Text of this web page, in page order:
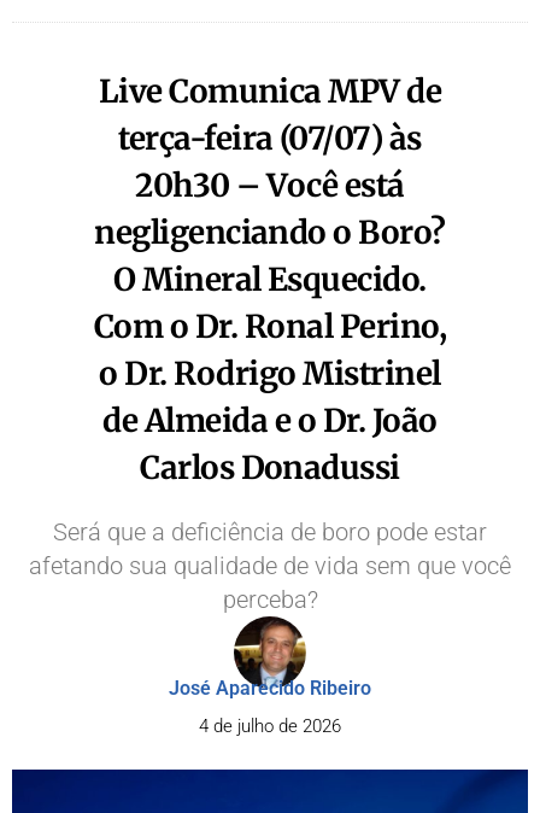
Live Comunica MPV de
terça-feira (07/07) às
20h30 – Você está
negligenciando o Boro?
O Mineral Esquecido.
Com o Dr. Ronal Perino,
o Dr. Rodrigo Mistrinel
de Almeida e o Dr. João
Carlos Donadussi
Será que a deficiência de boro pode estar
afetando sua qualidade de vida sem que você
perceba?
José Aparecido Ribeiro
4 de julho de 2026